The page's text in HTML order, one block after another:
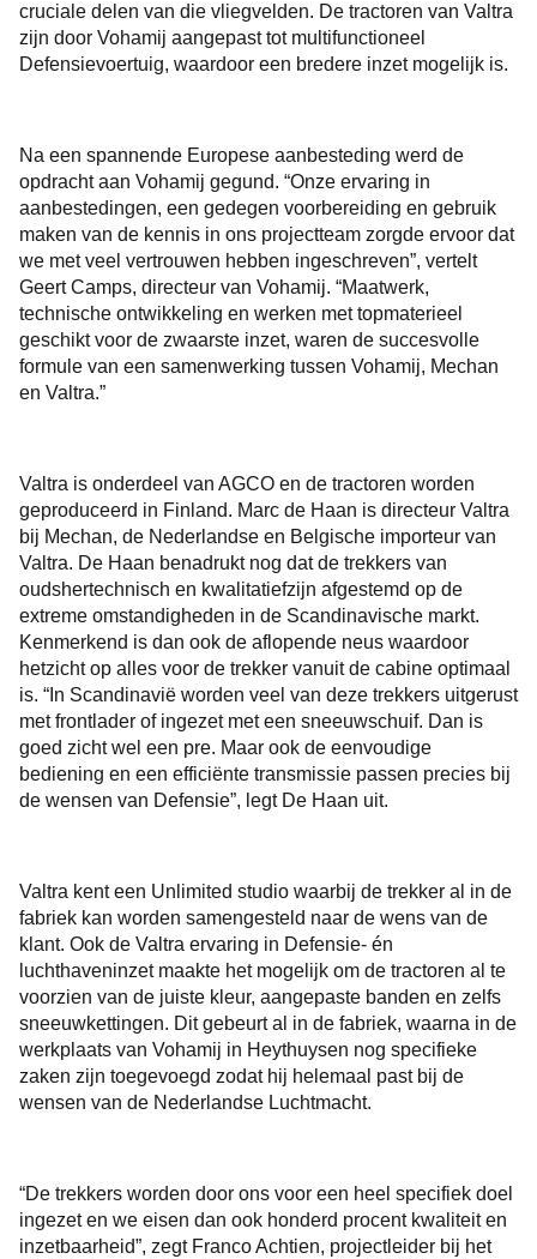
cruciale delen van die vliegvelden. De tractoren van Valtra
zijn door Vohamij aangepast tot multifunctioneel
Defensievoertuig, waardoor een bredere inzet mogelijk is.
Na een spannende Europese aanbesteding werd de
opdracht aan Vohamij gegund. “Onze ervaring in
aanbestedingen, een gedegen voorbereiding en gebruik
maken van de kennis in ons projectteam zorgde ervoor dat
we met veel vertrouwen hebben ingeschreven”, vertelt
Geert Camps, directeur van Vohamij. “Maatwerk,
technische ontwikkeling en werken met topmaterieel
geschikt voor de zwaarste inzet, waren de succesvolle
formule van een samenwerking tussen Vohamij, Mechan
en Valtra.”
Valtra is onderdeel van AGCO en de tractoren worden
geproduceerd in Finland. Marc de Haan is directeur Valtra
bij Mechan, de Nederlandse en Belgische importeur van
Valtra. De Haan benadrukt nog dat de trekkers van
oudshertechnisch en kwalitatiefzijn afgestemd op de
extreme omstandigheden in de Scandinavische markt.
Kenmerkend is dan ook de aflopende neus waardoor
hetzicht op alles voor de trekker vanuit de cabine optimaal
is. “In Scandinavië worden veel van deze trekkers uitgerust
met frontlader of ingezet met een sneeuwschuif. Dan is
goed zicht wel een pre. Maar ook de eenvoudige
bediening en een efficiënte transmissie passen precies bij
de wensen van Defensie”, legt De Haan uit.
Valtra kent een Unlimited studio waarbij de trekker al in de
fabriek kan worden samengesteld naar de wens van de
klant. Ook de Valtra ervaring in Defensie- én
luchthaveninzet maakte het mogelijk om de tractoren al te
voorzien van de juiste kleur, aangepaste banden en zelfs
sneeuwkettingen. Dit gebeurt al in de fabriek, waarna in de
werkplaats van Vohamij in Heythuysen nog specifieke
zaken zijn toegevoegd zodat hij helemaal past bij de
wensen van de Nederlandse Luchtmacht.
“De trekkers worden door ons voor een heel specifiek doel
ingezet en we eisen dan ook honderd procent kwaliteit en
inzetbaarheid”, zegt Franco Achtien, projectleider bij het